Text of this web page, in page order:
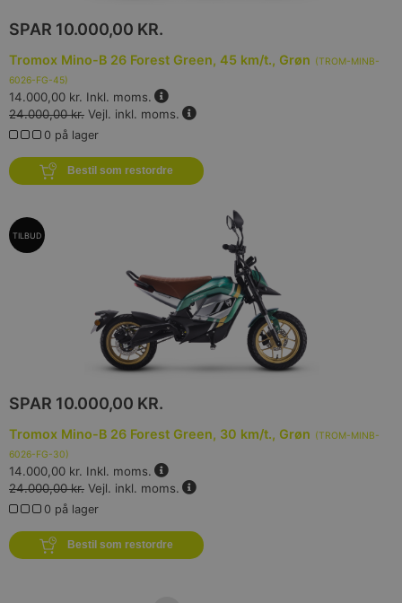
SPAR 10.000,00 KR.
Tromox Mino-B 26 Forest Green, 45 km/t., Grøn (TROM-MINB-
6026-FG-45)
14.000,00 kr. Inkl. moms.
24.000,00 kr. Vejl. inkl. moms.
0 på lager
Bestil som restordre
TILBUD
SPAR 10.000,00 KR.
Tromox Mino-B 26 Forest Green, 30 km/t., Grøn (TROM-MINB-
6026-FG-30)
14.000,00 kr. Inkl. moms.
24.000,00 kr. Vejl. inkl. moms.
0 på lager
Bestil som restordre